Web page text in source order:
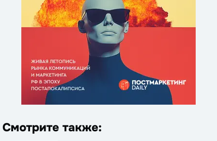
Смотрите также: